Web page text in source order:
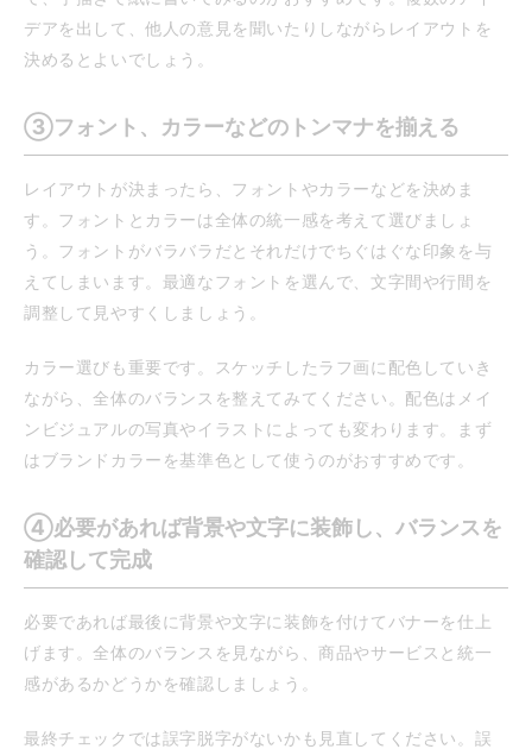
デアを出して、他人の意見を聞いたりしながらレイアウトを
決めるとよいでしょう。
③フォント、カラーなどのトンマナを揃える
レイアウトが決まったら、フォントやカラーなどを決めま
す。フォントとカラーは全体の統一感を考えて選びましょ
う。フォントがバラバラだとそれだけでちぐはぐな印象を与
えてしまいます。最適なフォントを選んで、文字間や行間を
調整して見やすくしましょう。
カラー選びも重要です。スケッチしたラフ画に配色していき
ながら、全体のバランスを整えてみてください。配色はメイ
ンビジュアルの写真やイラストによっても変わります。まず
はブランドカラーを基準色として使うのがおすすめです。
④必要があれば背景や文字に装飾し、バランスを
確認して完成
必要であれば最後に背景や文字に装飾を付けてバナーを仕上
げます。全体のバランスを見ながら、商品やサービスと統一
感があるかどうかを確認しましょう。
最終チェックでは誤字脱字がないかも見直してください。誤